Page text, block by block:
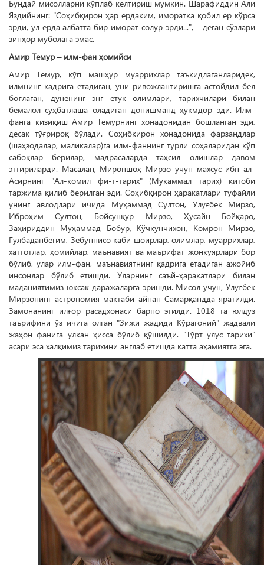
Бундай мисолларни кўплаб келтириш мумкин. Шарафиддин Али
Яздийнинг: "Соҳибқирон ҳар ердаким, иморатқа қобил ер кўрса
эрди, ул ерда албатта бир иморат солур эрди...", – деган сўзлари
зинҳор муболаға эмас.
Амир Темур – илм-фан ҳомийси
Амир Темур, кўп машҳур муаррихлар таъкидлаганларидек,
илмнинг қадрига етадиган, уни ривожлантиришга астойдил бел
боғлаган, дунёнинг энг етук олимлари, тарихчилари билан
бемалол суҳбатлаша оладиган донишманд ҳукмдор эди. Илм-
фанга қизиқиш Амир Темурнинг хонадонидан бошланган эди,
десак тўғрироқ бўлади. Соҳиб­қирон хонадонида фарзандлар
(шаҳзодалар, маликалар)га илм-фаннинг турли соҳаларидан кўп
сабоқлар берилар, мадрасаларда таҳсил олишлар давом
эттириларди. Масалан, Мироншоҳ Мирзо учун махсус ибн ал-
Асирнинг "Ал-комил фи-т-тарих" (Мукаммал тарих) китоби
таржима қилиб берилган эди. Соҳибқирон ҳаракатлари туфайли
унинг авлодлари ичида Муҳаммад Султон, Улуғбек Мирзо,
Иброҳим Султон, Бойсунқур Мирзо, Ҳусайн Бойқаро,
Заҳириддин Муҳаммад Бобур, Кўчкунчихон, Комрон Мирзо,
Гулбаданбегим, Зебуннисо каби шоирлар, олимлар, муаррихлар,
хаттотлар, ҳомийлар, маънавият ва маърифат жонкуярлари бор
бўлиб, улар илм-фан, маънавиятнинг қадрига етадиган ажойиб
инсонлар бўлиб етишди. Уларнинг саъй-ҳаракатлари билан
маданиятимиз юксак даражаларга эришди. Мисол учун, Улуғбек
Мирзонинг астрономия мактаби айнан Самарқандда яратилди.
Замонанинг илғор расадхонаси барпо этилди. 1018 та юлдуз
таърифини ўз ичига олган "Зижи жадиди Кўрагоний" жадвали
жаҳон фанига улкан ҳисса бўлиб қўшилди. "Тўрт улус тарихи"
асари эса халқимиз тарихини англаб етишда катта аҳамиятга эга.